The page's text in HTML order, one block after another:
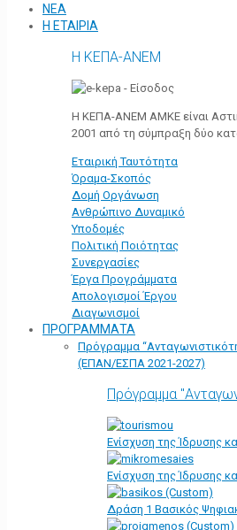
ΝΕΑ
Η ΕΤΑΙΡΙΑ
Η ΚΕΠΑ-ΑΝΕΜ
Η ΚΕΠΑ-ΑΝΕΜ ΑΜΚΕ είναι
2001 από τη σύμπραξη δύο
Εταιρική Ταυτότητα
Όραμα-Σκοπός
Δομή Οργάνωση
Ανθρώπινο Δυναμικό
Υποδομές
Πολιτική Ποιότητας
Συνεργασίες
Έργα Προγράμματα
Απολογισμοί Έργου
Διαγωνισμοί
ΠΡΟΓΡΑΜΜΑΤΑ
Πρόγραμμα
(ΕΠΑΝ/ΕΣΠΑ 2021-2027)
Πρόγραμμα
Ενίσχυση της Ίδρυσης
Ενίσχυση της Ίδρυσης
Δράση 1 Βασικός